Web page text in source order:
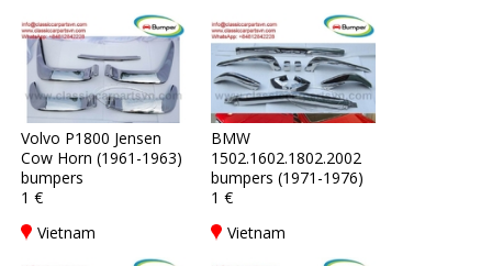
Volvo P1800 Jensen
Cow Horn (1961-1963)
bumpers
1 €
Vietnam
BMW
1502.1602.1802.2002
bumpers (1971-1976)
1 €
Vietnam